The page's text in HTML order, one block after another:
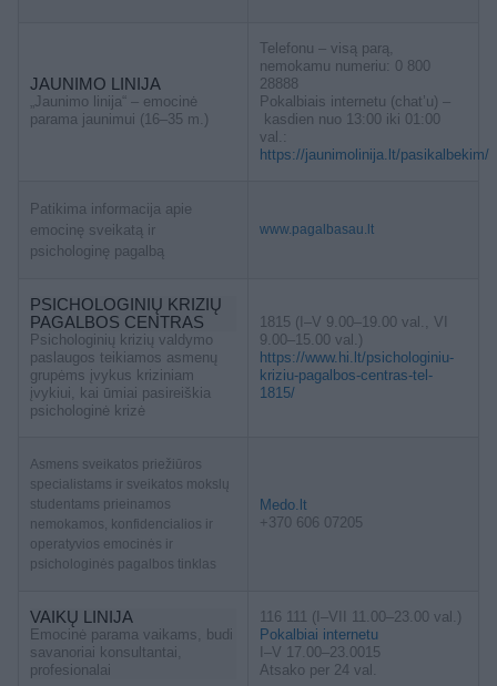
JAUNIMO LINIJA
„Jaunimo linija“ – emocinė
parama jaunimui (16–35 m.)
Telefonu – visą parą,
nemokamu numeriu: 0 800
28888
Pokalbiais internetu (chat’u) –
kasdien nuo 13:00 iki 01:00
val.:
https://jaunimolinija.lt/pasikalbekim/
Patikima informacija apie
emocinę sveikatą ir
psichologinę pagalbą
www.pagalbasau.lt
PSICHOLOGINIŲ KRIZIŲ
PAGALBOS CENTRAS
Psichologinių krizių valdymo
paslaugos teikiamos asmenų
grupėms įvykus kriziniam
įvykiui, kai ūmiai pasireiškia
psichologinė krizė
1815 (I–V 9.00–19.00 val., VI
9.00–15.00 val.)
https://www.hi.lt/psichologiniu-
kriziu-pagalbos-centras-tel-
1815/
Asmens sveikatos priežiūros
specialistams ir sveikatos mokslų
studentams prieinamos
nemokamos, konfidencialios ir
operatyvios emocinės ir
psichologinės pagalbos tinklas
Medo.lt
+370 606 07205
VAIKŲ LINIJA
Emocinė parama vaikams, budi
savanoriai konsultantai,
profesionalai
116 111 (I–VII 11.00–23.00 val.)
Pokalbiai internetu
I–V 17.00–23.0015
Atsako per 24 val.